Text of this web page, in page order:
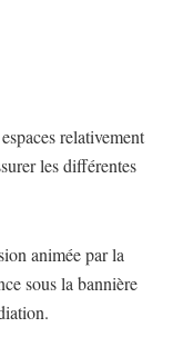
relativement
les différentes
animée par la
sous la bannière